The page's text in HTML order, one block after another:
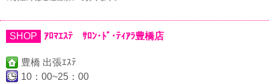
SHOP ｱﾛﾏｴｽﾃ ｻﾛﾝ･ﾄﾞ･ﾃｨｱﾗ豊橋店
豊橋 出張ｴｽﾃ
10：00~25：00